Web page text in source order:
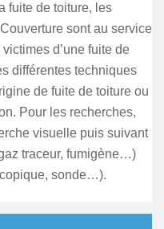
fuite de toiture, les
sont au service
d’une fuite de
différentes techniques
de fuite de toiture ou
Pour les recherches,
visuelle puis suivant
traceur, fumigène…)
sonde…).